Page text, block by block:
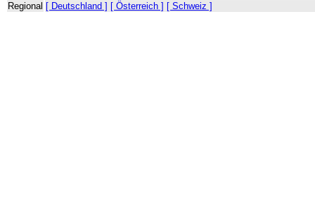
Regional [ Deutschland ] [ Österreich ] [ Schweiz ]